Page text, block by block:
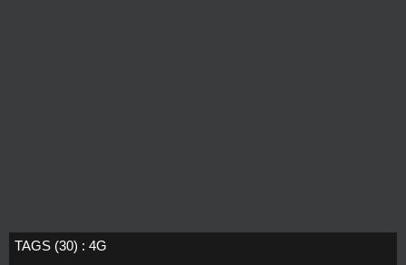
TAGS (30) : 4G